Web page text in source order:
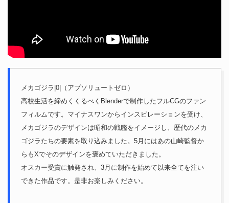
メカゴジラ|0|（アブソリュートゼロ）
高校生活を締めくくるべくBlenderで制作したフルCGのファン
フィルムです。マイナスワンからインスピレーションを受け、
メカゴジラのデザインは昭和の戦艦をイメージし、歴代のメカ
ゴジラたちの要素を取り込みました。5月にはあの山崎監督か
らもXでそのデザインを褒めていただきました。
オスカー受賞に触発され、3月に制作を始めて以来全てを注い
できた作品です。是非お楽しみください。